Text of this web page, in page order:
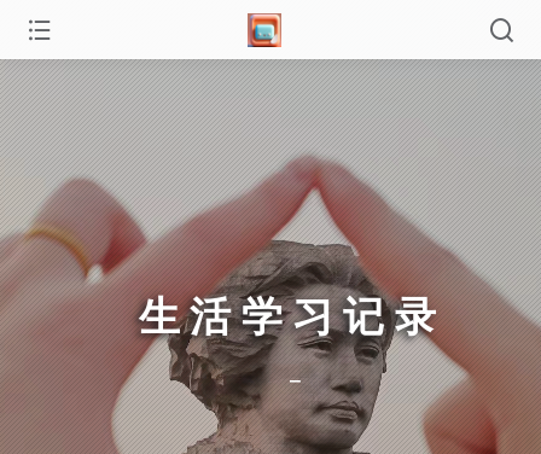
生活学习记录